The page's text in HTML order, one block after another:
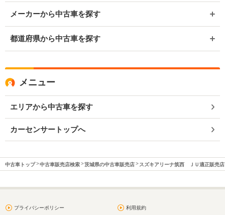
メーカーから中古車を探す
都道府県から中古車を探す
メニュー
エリアから中古車を探す
カーセンサートップへ
中古車トップ 中古車販売店検索 茨城県の中古車販売店 スズキアリーナ筑西 ＪＵ適正販売店
プライバシーポリシー 利用規約